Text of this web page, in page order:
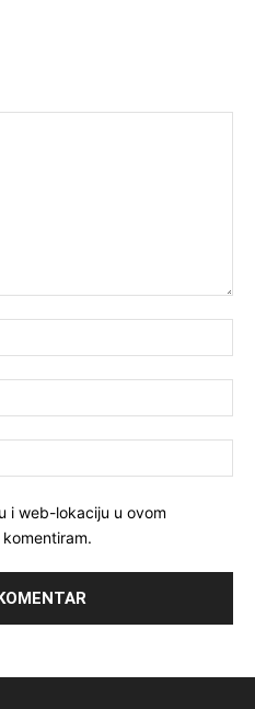
i web-lokaciju u ovom